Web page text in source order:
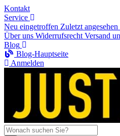
Kontakt
Service
Neu eingetroffen Zuletzt angesehen
Über uns Widerrufsrecht Versand
Blog
Blog-Hauptseite
Anmelden